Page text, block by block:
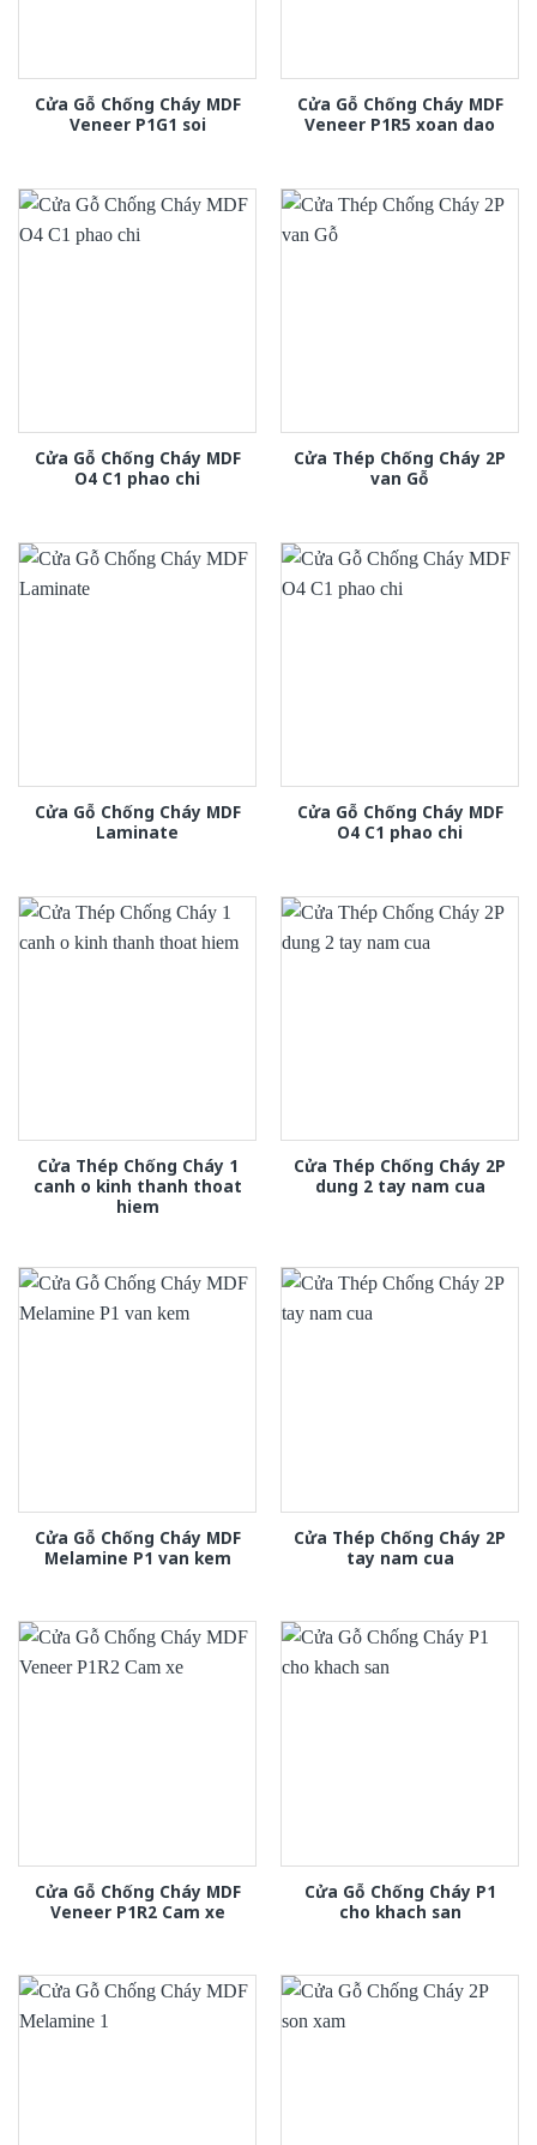
Cửa Gỗ Chống Cháy MDF
Veneer P1G1 soi
Cửa Gỗ Chống Cháy MDF
Veneer P1R5 xoan dao
Cửa Gỗ Chống Cháy MDF
O4 C1 phao chi
Cửa Thép Chống Cháy 2P
van Gỗ
Cửa Gỗ Chống Cháy MDF
Laminate
Cửa Gỗ Chống Cháy MDF
O4 C1 phao chi
Cửa Thép Chống Cháy 1
canh o kinh thanh thoat
hiem
Cửa Thép Chống Cháy 2P
dung 2 tay nam cua
Cửa Gỗ Chống Cháy MDF
Melamine P1 van kem
Cửa Thép Chống Cháy 2P
tay nam cua
Cửa Gỗ Chống Cháy MDF
Veneer P1R2 Cam xe
Cửa Gỗ Chống Cháy P1
cho khach san